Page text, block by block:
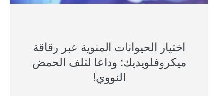
اختيار الحيوانات المنوية عبر رقاقة
ميكروفلويديك: وداعا لتلف الحمض
النووي!